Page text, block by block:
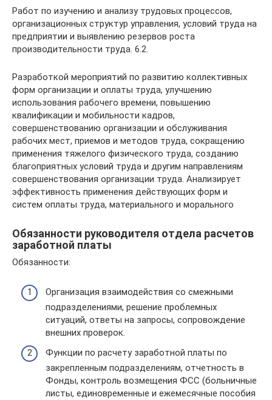
Работ по изучению и анализу трудовых процессов,
организационных структур управления, условий труда на
предприятии и выявлению резервов роста
производительности труда. 6.2.
Разработкой мероприятий по развитию коллективных
форм организации и оплаты труда, улучшению
использования рабочего времени, повышению
квалификации и мобильности кадров,
совершенствованию организации и обслуживания
рабочих мест, приемов и методов труда, сокращению
применения тяжелого физического труда, созданию
благоприятных условий труда и другим направлениям
совершенствования организации труда. Анализирует
эффективность применения действующих форм и
систем оплаты труда, материального и морального
Обязанности руководителя отдела расчетов
заработной платы
Обязанности:
Организация взаимодействия со смежными
подразделениями, решение проблемных
ситуаций, ответы на запросы, сопровождение
внешних проверок.
Функции по расчету заработной платы по
закрепленным подразделениям, отчетность в
Фонды, контроль возмещения ФСС (больничные
листы, единовременные и ежемесячные пособия